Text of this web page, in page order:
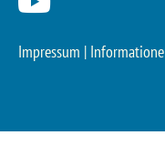
Impressum |